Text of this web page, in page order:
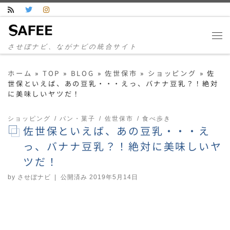
コンテンツへスキップ
させぼナビ、ながナビの統合サイト
ホーム » TOP » BLOG » 佐世保市 » ショッピング » 佐
世保といえば、あの豆乳・・・えっ、バナナ豆乳？！絶対
に美味しいヤツだ！
ショッピング パン・菓子 佐世保市 食べ歩き
佐世保といえば、あの豆乳・・・え
っ、バナナ豆乳？！絶対に美味しいヤ
ツだ！
by させぼナビ | 公開済み 2019年5月14日